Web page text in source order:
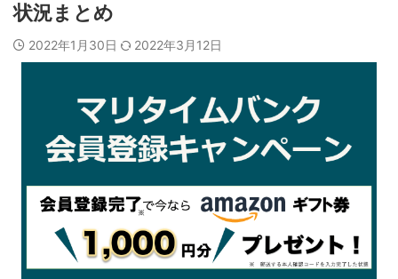
状況まとめ
2022年1月30日 2022年3月12日